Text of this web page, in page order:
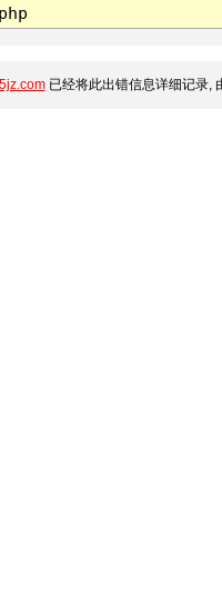
已经将此出错信息详细记录,